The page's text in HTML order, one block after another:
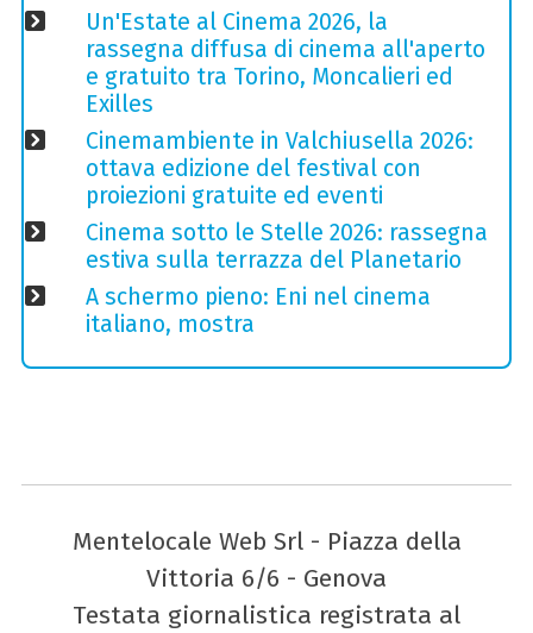
Un'Estate al Cinema 2026, la
rassegna diffusa di cinema all'aperto
e gratuito tra Torino, Moncalieri ed
Exilles
Cinemambiente in Valchiusella 2026:
ottava edizione del festival con
proiezioni gratuite ed eventi
Cinema sotto le Stelle 2026: rassegna
estiva sulla terrazza del Planetario
A schermo pieno: Eni nel cinema
italiano, mostra
Mentelocale Web Srl - Piazza della
Vittoria 6/6 - Genova
Testata giornalistica registrata al